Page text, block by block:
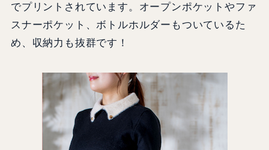
でプリントされています。オープンポケットやファ
スナーポケット、ボトルホルダーもついているた
め、収納力も抜群です！